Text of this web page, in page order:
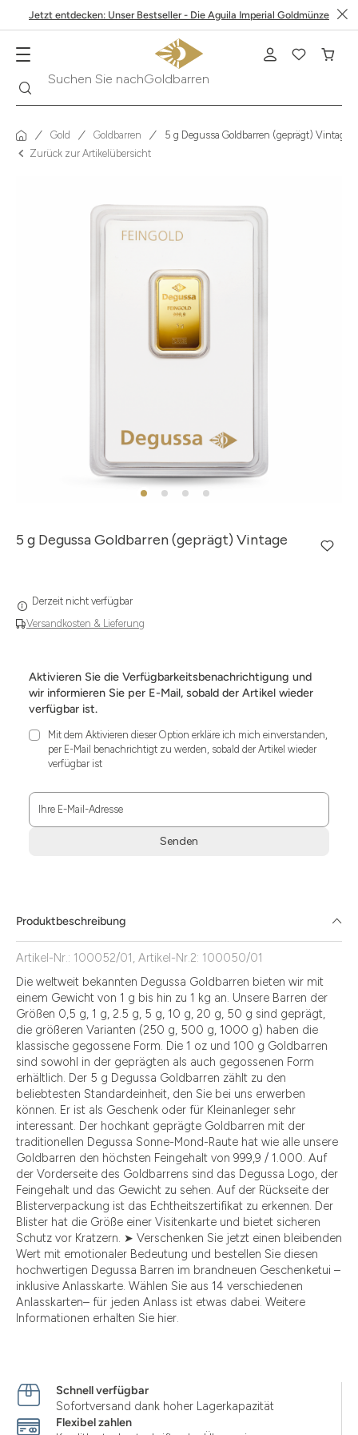
Jetzt entdecken: Unser Bestseller - Die Aguila Imperial Goldmünze
Suchen Sie nach
Gold Goldbarren
5 g Degussa Goldbarren (geprägt) Vintage
Zurück zur Artikelübersicht
5 g Degussa Goldbarren (geprägt) Vintage
Versandkosten & Lieferung
Derzeit nicht verfügbar
Aktivieren Sie die Verfügbarkeitsbenachrichtigung und
wir informieren Sie per E-Mail, sobald der Artikel wieder
verfügbar ist.
Mit dem Aktivieren dieser Option erkläre ich mich einverstanden,
per E-Mail benachrichtigt zu werden, sobald der Artikel wieder
verfügbar ist
Ihre E-Mail-Adresse
Senden
die
Zustimmung
aktivieren.
Produktbeschreibung
Artikel-Nr.: 100052/01, Artikel-Nr.2: 100050/01
Die weltweit bekannten Degussa Goldbarren bieten wir mit
einem Gewicht von 1 g bis hin zu 1 kg an. Unsere Barren der
Größen 0,5 g, 1 g, 2.5 g, 5 g, 10 g, 20 g, 50 g sind geprägt,
die größeren Varianten (250 g, 500 g, 1000 g) haben die
klassische gegossene Form. Die 1 oz und 100 g Goldbarren
sind sowohl in der geprägten als auch gegossenen Form
erhältlich. Der 5 g Degussa Goldbarren zählt zu den
beliebtesten Standardeinheit, den Sie bei uns erwerben
können. Er ist als Geschenk oder für Kleinanleger sehr
interessant. Der hochkant geprägte Goldbarren mit der
traditionellen Degussa Sonne-Mond-Raute hat wie alle unsere
Goldbarren den höchsten Feingehalt von 999,9 / 1.000. Auf
der Vorderseite des Goldbarrens sind das Degussa Logo, der
Feingehalt und das Gewicht zu sehen. Auf der Rückseite der
Blisterverpackung ist das Echtheitszertifikat zu erkennen. Der
Blister hat die Größe einer Visitenkarte und bietet sicheren
Schutz vor Kratzern. ➤ Verschenken Sie jetzt einen bleibenden
Wert mit emotionaler Bedeutung und bestellen Sie diesen
hochwertigen Degussa Barren im brandneuen Geschenketui –
inklusive Anlasskarte. Wählen Sie aus 14 verschiedenen
Anlasskarten– für jeden Anlass ist etwas dabei. Weitere
Informationen erhalten Sie hier.
Schnell verfügbar
Sofortversand dank hoher Lagerkapazität
Flexibel zahlen